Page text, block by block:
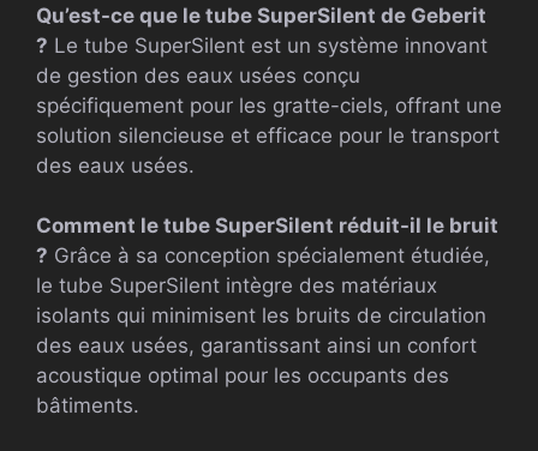
Qu’est-ce que le tube SuperSilent de Geberit
? Le tube SuperSilent est un système innovant
de gestion des eaux usées conçu
spécifiquement pour les gratte-ciels, offrant une
solution silencieuse et efficace pour le transport
des eaux usées.
Comment le tube SuperSilent réduit-il le bruit
? Grâce à sa conception spécialement étudiée,
le tube SuperSilent intègre des matériaux
isolants qui minimisent les bruits de circulation
des eaux usées, garantissant ainsi un confort
acoustique optimal pour les occupants des
bâtiments.